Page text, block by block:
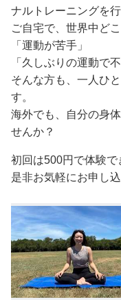
ナルトレーニングを行
ご自宅で、世界中ど
「運動が苦手」
「久しぶりの運動で不
そんな方も、一人ひ
す。
海外でも、自分の身
せんか？
初回は500円で体験で
是非お気軽にお申し